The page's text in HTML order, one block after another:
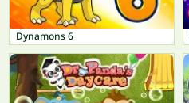
Dynamons 6